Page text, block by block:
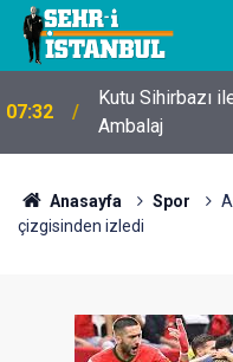
07:32
Kutu Sihirbazı
Ambalaj
Anasayfa Spor
çizgisinden izledi